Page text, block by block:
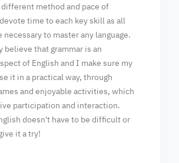
different method and pace of
time to each key skill as all
necessary to master any language.
believe that grammar is an
of English and I make sure my
it in a practical way, through
and enjoyable activities, which
participation and interaction.
doesn't have to be difficult or
it a try!